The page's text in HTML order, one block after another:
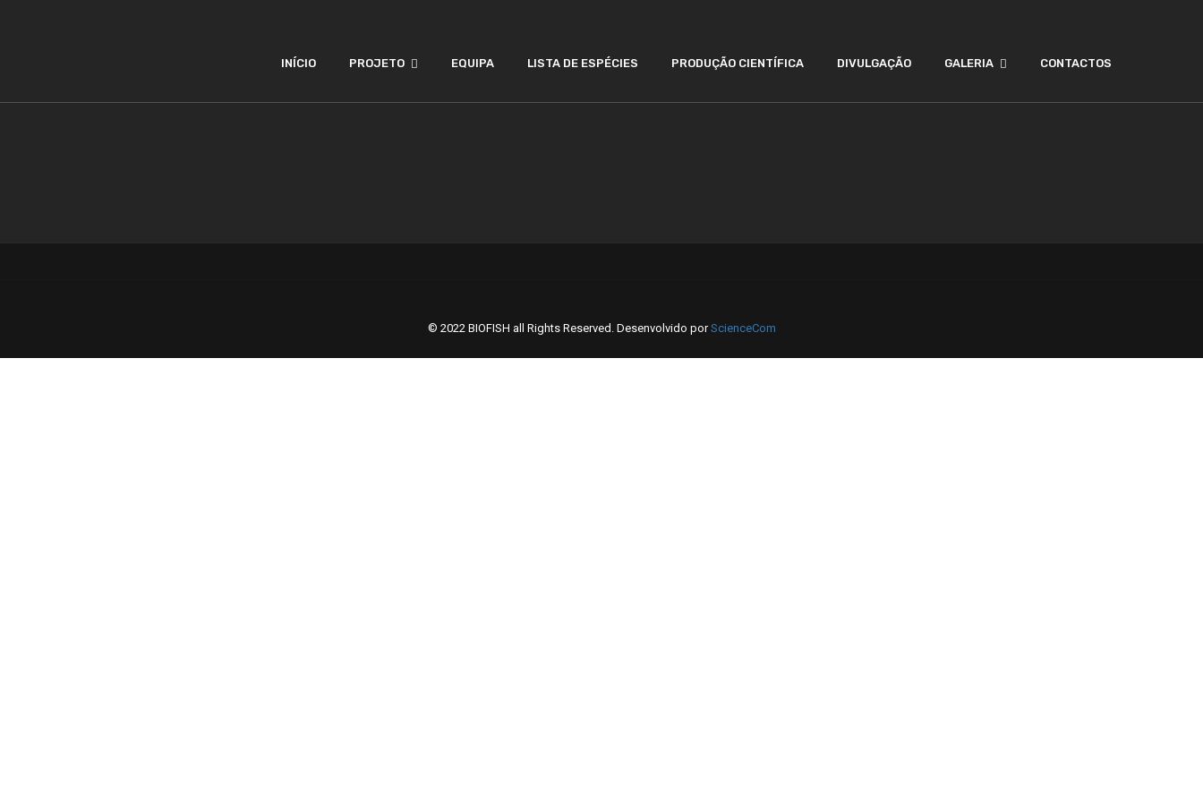
INÍCIO PROJETO EQUIPA LISTA DE ESPÉCIES PRODUÇÃO CIENTÍFICA DIVULGAÇÃO GALERIA CONTACTOS
© 2022 BIOFISH all Rights Reserved. Desenvolvido porScienceCom